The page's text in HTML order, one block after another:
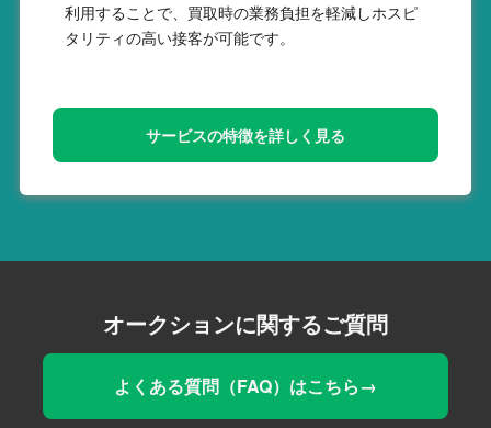
利用することで、買取時の業務負担を軽減しホスピ
タリティの高い接客が可能です。
サービスの特徴を詳しく見る
オークションに関するご質問
よくある質問（FAQ）はこちら→